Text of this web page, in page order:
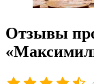
Отзывы